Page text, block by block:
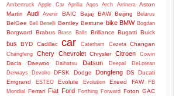
Ambertruck
Apple Car Aprilia Aqos Arch Arrinera
Aston
Martin
Audi Avenir BAIC Bajaj BAW Beijing Belarus
BelGee Bell Benelli Bentley Bestune bike BMW Bogdan
Borgward Brabus Brass Balls Brilliance Bugatti Buick
bus BYD Cadillac car Caterham Cezeta Changan
Changfeng Chery Chevrolet Chrysler Citroen Cowin
Dacia Daewoo Daihatsu Datsun Deepal
DeLorean
Derways
Devolro DFSK Dodge Dongfeng DS Ducati
Emgrand
ESTEO Evolute Evolution Exeed FAW
FB
Mondial
Ferrari Fiat Ford Forthing Forward Foton GAC